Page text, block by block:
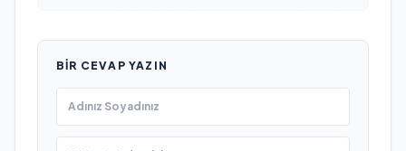
BIR CEVAP YAZIN